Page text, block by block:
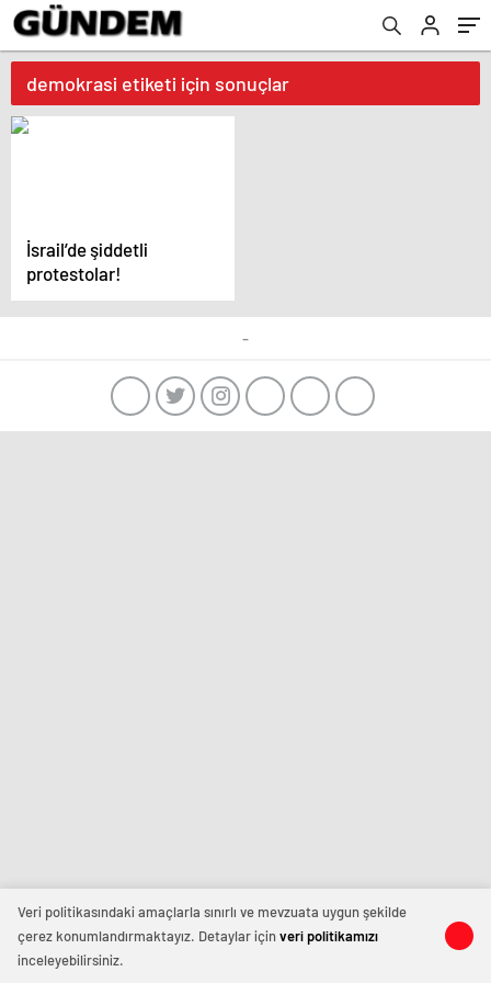
demokrasi etiketi için sonuçlar
İsrail’de şiddetli
protestolar!
-
Veri politikasındaki amaçlarla sınırlı ve mevzuata uygun şekilde
çerez konumlandırmaktayız. Detaylar içinveri politikamızı
inceleyebilirsiniz.